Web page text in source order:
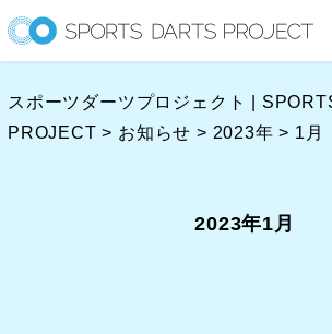
内
容
ス
キ
スポーツダーツプロジェクト |
PROJECT > お知らせ > 2023年 > 1月
2023年1月